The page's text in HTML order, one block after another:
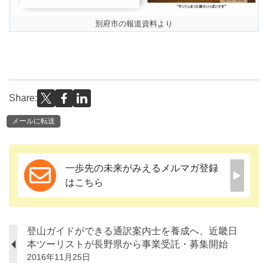
別府市の報道資料より
Share:
メールに転送
一歩先の未来がみえるメルマガ登録
はこちら
登山ガイドができる通訳案内士を養成へ、近畿日
本ツーリストが長野県から事業受託・募集開始
2016年11月25日